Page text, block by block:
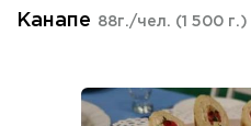
Канапе 88г./чел. (1 500 г.)